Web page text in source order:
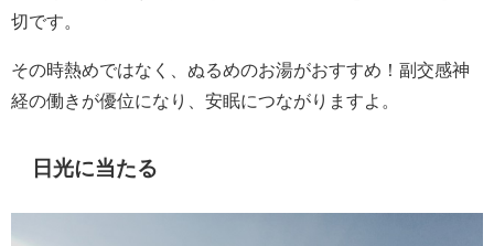
切です。
その時熱めではなく、ぬるめのお湯がおすすめ！ 副交感神
経の働きが優位になり、安眠につながりますよ。
日光に当たる